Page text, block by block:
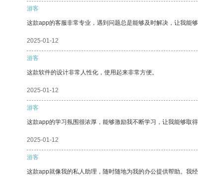
游客
这款app的客服非常专业，遇到问题总是能够及时解决，让我能够
2025-01-12
游客
这款软件的设计非常人性化，使用起来非常方便。
2025-01-12
游客
这款app的学习氛围很浓厚，能够激励我不断学习，让我能够取得
2025-01-12
游客
这款app就像我的私人助理，随时随地为我的办公提供帮助。我